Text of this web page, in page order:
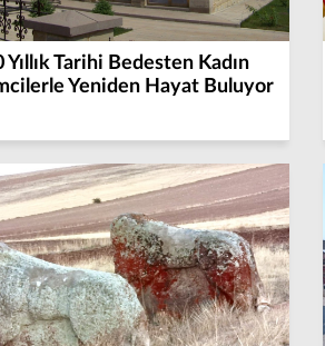
Yıllık Tarihi Bedesten Kadın
Yeniden Hayat Buluyor